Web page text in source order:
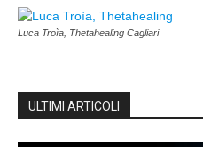
Luca Troìa, Thetahealing Cagliari
ULTIMI ARTICOLI